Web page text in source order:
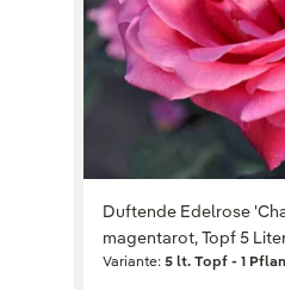
Duftende Edelrose
magentarot, Topf 5
Variante: 5 lt. Topf - 1